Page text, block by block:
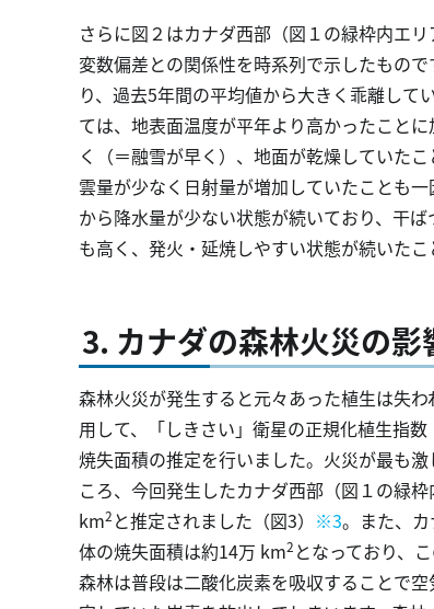
さらに図２はカナダ西部（図１の緑枠内エ
変数偏差との関係性を時系列で示したもので
り、過去5年間の平均値から大きく乖離して
ては、地表面温度が平年より高かったこと
く（＝融雪が早く）、地面が乾燥していた
雲量が少なく日射量が増加していたことも
から降水量が少ない状態が続いており、干
も高く、発火・延焼しやすい状態が続いたこ
3. カナダの森林火災の影
森林火災が発生すると元々あった植生は失
用して、「しきさい」衛星の正規化植生指
焼失面積の推定を行いました。火災が最も
ころ、今回発生したカナダ西部（図１の緑
km2 と推定されました（図3） ※3。また、
体の焼失面積は約14万 km2 となっており、
森林は普段は二酸化炭素を吸収することで